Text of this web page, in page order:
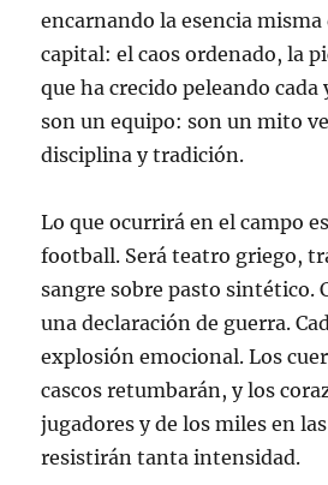
encarnando la esencia misma
capital: el caos ordenado, la
que ha crecido peleando cada
son un equipo: son un mito
disciplina y tradición.
Lo que ocurrirá en el campo
football. Será teatro griego,
sangre sobre pasto sintético.
una declaración de guerra.
explosión emocional. Los
cascos retumbarán, y los
jugadores y de los miles en
resistirán tanta intensidad.